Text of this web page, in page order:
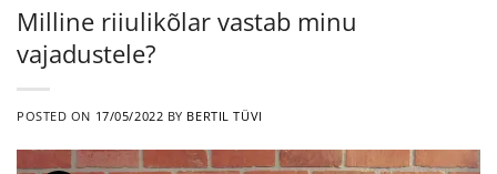
Milline riiulikõlar vastab minu
vajadustele?
POSTED ON 17/05/2022 BY BERTIL TÜVI